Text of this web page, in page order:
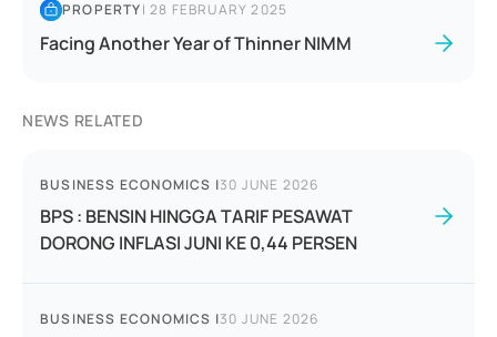
PROPERTY|28 FEBRUARY 2025
Facing Another Year of Thinner NIMM
NEWS RELATED
BUSINESS ECONOMICS |30 JUNE 2026
BPS : BENSIN HINGGA TARIF PESAWAT
DORONG INFLASI JUNI KE 0,44 PERSEN
BUSINESS ECONOMICS |30 JUNE 2026